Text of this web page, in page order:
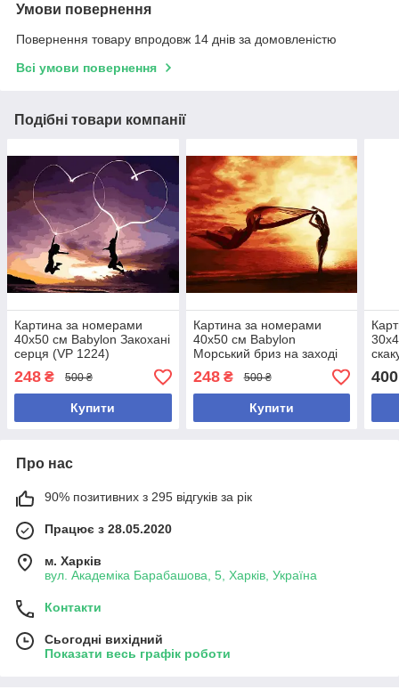
Умови повернення
Повернення товару впродовж 14 днів за домовленістю
Всі умови повернення
Подібні товари компанії
Картина за номерами
40х50 см Babylon Закохані
серця (VP 1224)
248 ₴ 500 ₴
Купити
Картина за номерами
40х50 см Babylon
Морський бриз на заході
248₴ 500 ₴
Купити
400
Про нас
90% позитивних з 295 відгуків за рік
Працює з 28.05.2020
м. Харків
вул. Академіка Барабашова, 5, Харків, Україна
Контакти
Сьогодні вихідний
Показати весь графік роботи